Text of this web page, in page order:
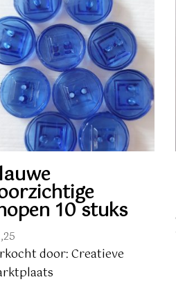
10 stuks
door: Creatieve